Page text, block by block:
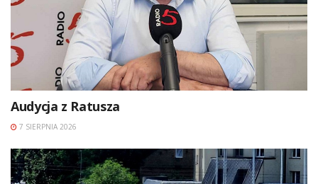
Audycja z Ratusza
7 SIERPNIA 2026